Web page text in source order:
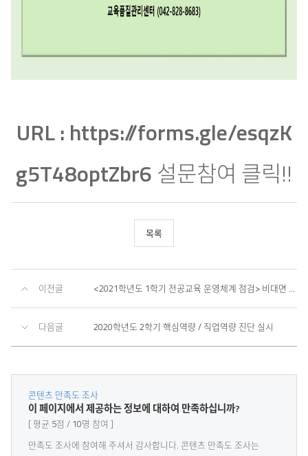
URL : https://forms.gle/esqzK
g5T48optZbr6 설문참여 클릭!!
목록
이전글 <2021학년도 1학기 전공교육 운영체계 점검> 비대면 설명회 개최
다음글 2020학년도 2학기 핵심역량 / 직업역량 진단 실시
콘
텐
츠
만
콘텐츠 만족도 조사
이 페이지에서 제공하는 정보에 대하여 만족하십니까?
평균 5점 10명 참여
만족도 조사에 참여해 주셔서 감사합니다. 콘텐츠 만족도 조사는